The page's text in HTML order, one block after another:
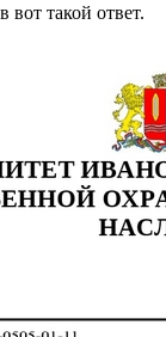
такой ответ.